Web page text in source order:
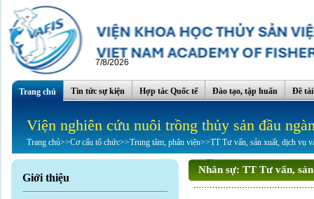
7/8/2026
Trang chủ Tin tức sự kiện Hợp tác Quốc tế Đào tạo, tập huấn Đề
Viện nghiên cứu nuôi trồng thủy sản đầu
Trang chủ>>Cơ cấu tổ chức>>Trung tâm, phân viện>>TT Tư vấn, sản xuất, dịch vụ
Giới thiệu
Nhân sự: TT Tư vấn,